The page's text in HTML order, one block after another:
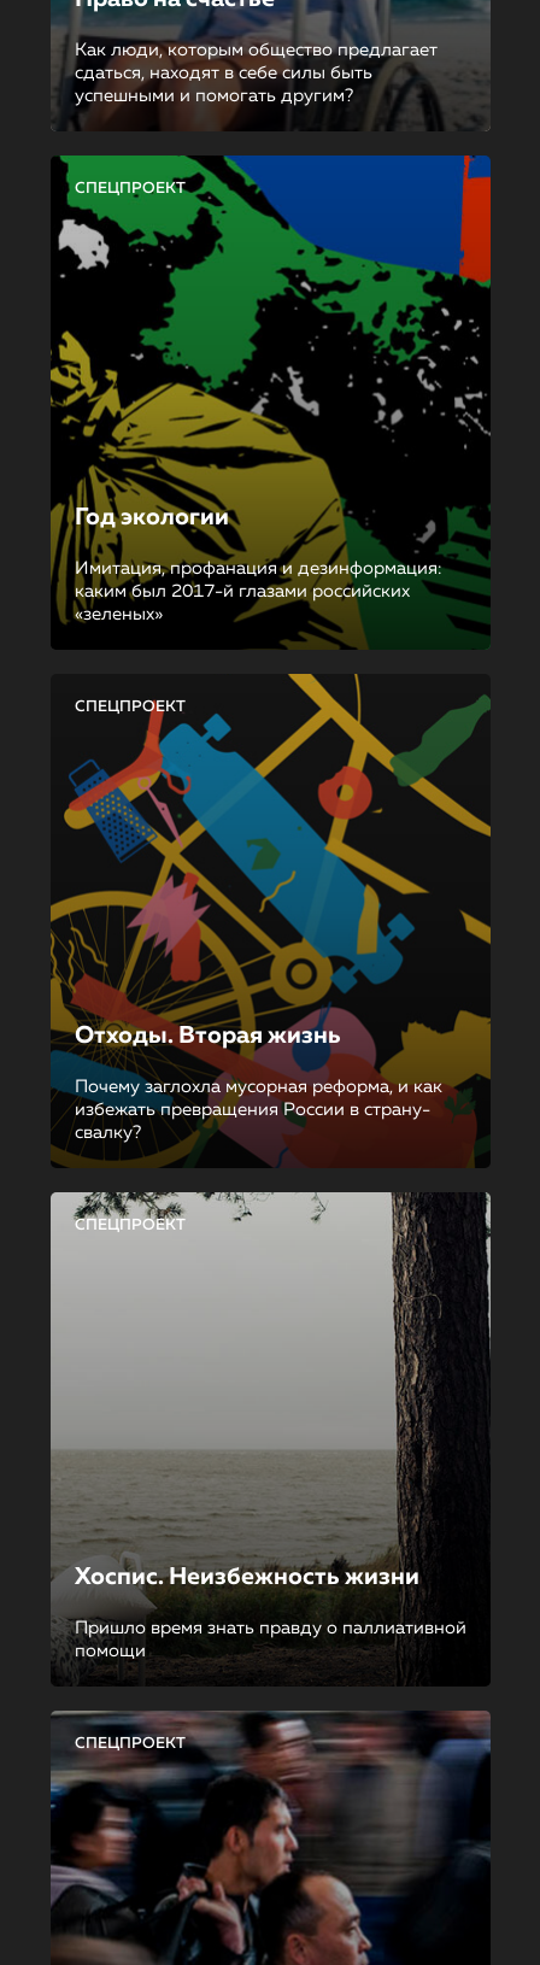
Как люди, которым общество предлагает
сдаться, находят в себе силы быть
успешными и помогать другим?
СПЕЦПРОЕКТ
Год экологии
Имитация, профанация и дезинформация:
каким был 2017-й глазами российских
«зеленых»
СПЕЦПРОЕКТ
Отходы. Вторая жизнь
Почему заглохла мусорная реформа, и как
избежать превращения России в страну-
свалку?
СПЕЦПРОЕКТ
Хоспис. Неизбежность жизни
Пришло время знать правду о паллиативной
помощи
СПЕЦПРОЕКТ